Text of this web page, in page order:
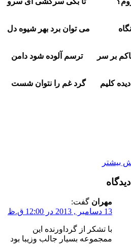
نگاه می توان برد بهر شیوه دل
بر سر ترسم آلوده شود دامن
دیده کلیم گرد غم را نتوان شست
بیشتر
مهران گفت:
13 دسامبر , 2013 در 12:00 ق.ظ
با تشکر از گرداورنده این
ممجموعه بسیار جالب وزیبا بود